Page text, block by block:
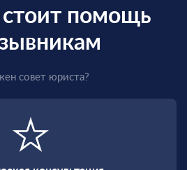
помощь
совет юриста?